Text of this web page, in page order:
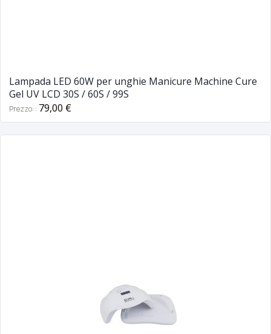
Lampada LED 60W per unghie Manicure Machine Cure
Gel UV LCD 30S / 60S / 99S
Prezzo: 79,00 €